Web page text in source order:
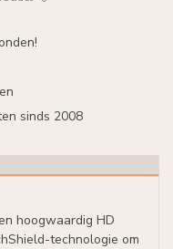
sinds 2008
hoogwaardig HD
technologie om